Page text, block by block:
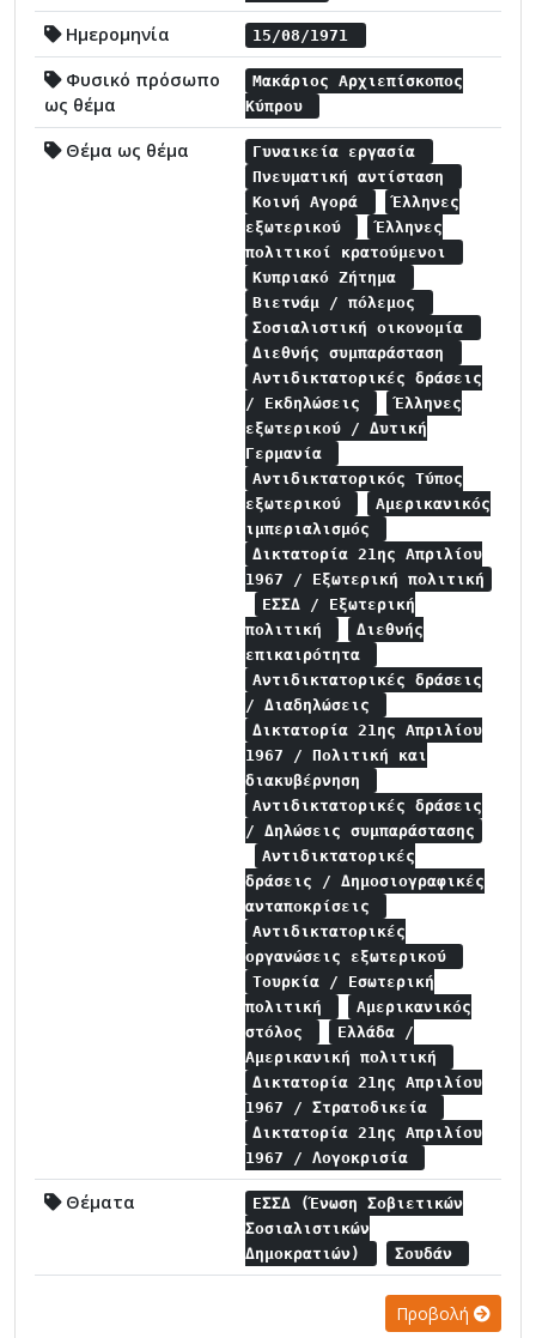
Ημερομηνία 15/08/1971
Φυσικό πρόσωπο
ως θέμα
Μακάριος Αρχιεπίσκοπος
Κύπρου
Θέμα ως θέμα
Γυναικεία εργασία
Πνευματική αντίσταση
Κοινή Αγορά
Έλληνες
εξωτερικού
Έλληνες
πολιτικοί κρατούμενοι
Κυπριακό Ζήτημα
Βιετνάμ / πόλεμος
Σοσιαλιστική οικονομία
Διεθνής συμπαράσταση
Αντιδικτατορικές δράσεις
/ Εκδηλώσεις
Έλληνες
εξωτερικού / Δυτική
Γερμανία
Αντιδικτατορικός Τύπος
εξωτερικού
Αμερικανικός
ιμπεριαλισμός
Δικτατορία 21ης Απριλίου
1967 / Εξωτερική πολιτική
ΕΣΣΔ / Εξωτερική
πολιτική
Διεθνής
επικαιρότητα
Αντιδικτατορικές δράσεις
/ Διαδηλώσεις
Δικτατορία 21ης Απριλίου
1967 / Πολιτική και
διακυβέρνηση
Αντιδικτατορικές δράσεις
/ Δηλώσεις συμπαράστασης
Αντιδικτατορικές
δράσεις / Δημοσιογραφικές
ανταποκρίσεις
Αντιδικτατορικές
οργανώσεις εξωτερικού
Τουρκία / Εσωτερική
πολιτική
Αμερικανικός
στόλος
Ελλάδα /
Αμερικανική πολιτική
Δικτατορία 21ης Απριλίου
1967 / Στρατοδικεία
Δικτατορία 21ης Απριλίου
1967 / Λογοκρισία
Θέματα
ΕΣΣΔ (Ένωση Σοβιετικών
Σοσιαλιστικών
Δημοκρατιών)
Σουδάν
Προβολή